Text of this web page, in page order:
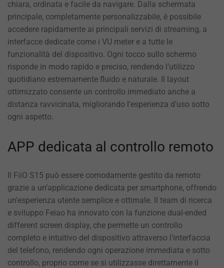
chiara, ordinata e facile da navigare. Dalla schermata
principale, completamente personalizzabile, è possibile
accedere rapidamente ai principali servizi di streaming, a
interfacce dedicate come i VU meter e a tutte le
funzionalità del dispositivo. Ogni tocco sullo schermo
risponde in modo rapido e preciso, rendendo l’utilizzo
quotidiano estremamente fluido e naturale. Il layout
ottimizzato consente un controllo immediato anche a
distanza ravvicinata, migliorando l’esperienza d’uso sotto
ogni aspetto.
APP dedicata al controllo remoto
Il FiiO S15 può essere comodamente gestito da remoto
grazie a un’applicazione dedicata per smartphone, offrendo
un’esperienza utente semplice e ottimale. Il team di ricerca
e sviluppo Feiao ha innovato con la funzione dual-ended
different screen display, che permette un controllo
completo e intuitivo del dispositivo attraverso l’interfaccia
del telefono, rendendo ogni operazione immediata e sotto
controllo, proprio come se si utilizzasse direttamente il